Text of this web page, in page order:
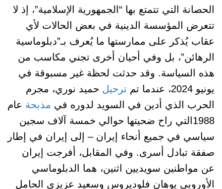
الحصانة التي تتمتع بها “الجمهورية الإسلامية”، إذ لا
تتعرض المؤسسة الدينية في بعض الحالات لأي
عقاب يُذكر على ممارستها ما يُعرف بـ”دبلوماسية
الرهائن”، بل وفي أحيان أخرى تجني مكاسب من
هذه السياسة. وقد حدثت لحظة غير مسبوقة في
يونيو 2024، عندما تم
ترحيل حميد نوري، مجرم
الحرب الذي أدين في السويد لدوره في مذبحة عام
1988التي راح ضحيتها حوالي خمسة آلاف سجين
سياسي في جميع أنحاء إيران – إلى إيران في إطار
صفقة تبادل أسرى. وفي المقابل، أفرجت إيران
عن مواطنين سويديين اثنين، هما الدبلوماسي
الأوروبي يوهان فلوديروس وسعيد عزيزي الحامل